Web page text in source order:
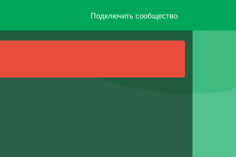
Подключить сообщество